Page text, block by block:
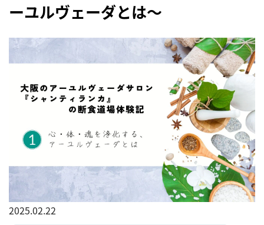
ーユルヴェーダとは〜
2025.02.22